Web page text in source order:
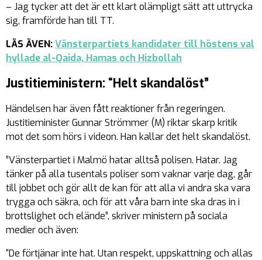
– Jag tycker att det är ett klart olämpligt sätt att uttrycka
sig, framförde han till TT.
LÄS ÄVEN:Vänsterpartiets kandidater till höstens val
hyllade al-Qaida, Hamas och Hizbollah
Justitieministern: “Helt skandalöst”
Händelsen har även fått reaktioner från regeringen.
Justitieminister Gunnar Strömmer (M) riktar skarp kritik
mot det som hörs i videon. Han kallar det helt skandalöst.
”Vänsterpartiet i Malmö hatar alltså polisen. Hatar. Jag
tänker på alla tusentals poliser som vaknar varje dag, går
till jobbet och gör allt de kan för att alla vi andra ska vara
trygga och säkra, och för att våra barn inte ska dras in i
brottslighet och elände”, skriver ministern på sociala
medier och även:
“De förtjänar inte hat. Utan respekt, uppskattning och allas